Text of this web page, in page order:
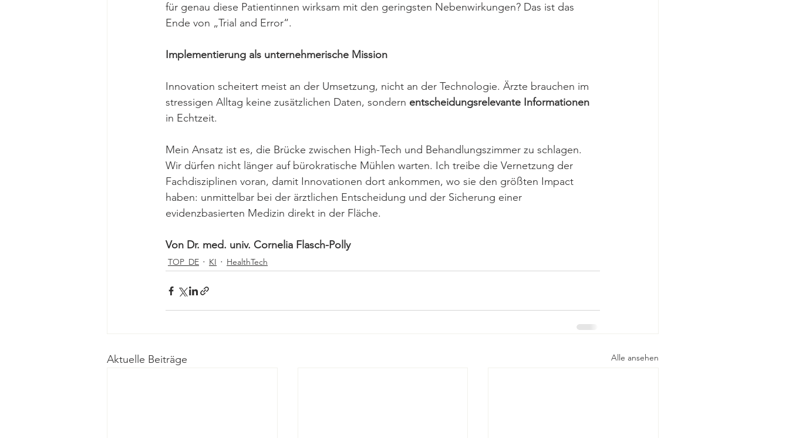
für genau diese Patientinnen wirksam mit den geringsten Nebenwirkungen? Das ist das
Ende von „Trial and Error“.
Implementierung als unternehmerische Mission
Innovation scheitert meist an der Umsetzung, nicht an der Technologie. Ärzte brauchen im
stressigen Alltag keine zusätzlichen Daten, sondern entscheidungsrelevante Informationen
in Echtzeit.
Mein Ansatz ist es, die Brücke zwischen High-Tech und Behandlungszimmer zu schlagen.
Wir dürfen nicht länger auf bürokratische Mühlen warten. Ich treibe die Vernetzung der
Fachdisziplinen voran, damit Innovationen dort ankommen, wo sie den größten Impact
haben: unmittelbar bei der ärztlichen Entscheidung und der Sicherung einer
evidenzbasierten Medizin direkt in der Fläche.
Von Dr. med. univ. Cornelia Flasch-Polly
TOP_DE KI HealthTech
Aktuelle Beiträge Alle ansehen